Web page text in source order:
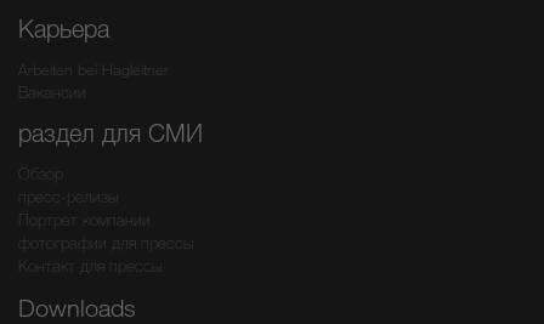
Карьера
Arbeiten bei Hagleitner
Вакансии
раздел для СМИ
Обзор
пресс-релизы
Портрет компании
фотографии для прессы
Контакт для прессы
Downloads